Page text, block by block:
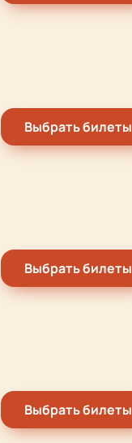
Выбрать билеты
Выбрать билеты
Выбрать билеты